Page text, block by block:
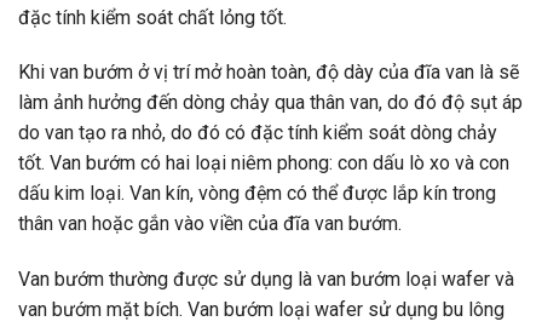
đặc tính kiểm soát chất lỏng tốt.
Khi van bướm ở vị trí mở hoàn toàn, độ dày của đĩa van là sẽ
làm ảnh hưởng đến dòng chảy qua thân van, do đó độ sụt áp
do van tạo ra nhỏ, do đó có đặc tính kiểm soát dòng chảy
tốt. Van bướm có hai loại niêm phong: con dấu lò xo và con
dấu kim loại. Van kín, vòng đệm có thể được lắp kín trong
thân van hoặc gắn vào viền của đĩa van bướm.
Van bướm thường được sử dụng là van bướm loại wafer và
van bướm mặt bích. Van bướm loại wafer sử dụng bu lông